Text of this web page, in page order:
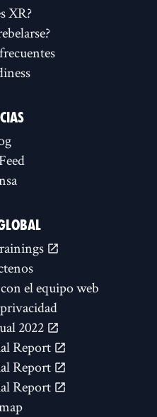
XR?
el equipo web
2022
Report
Report
Report